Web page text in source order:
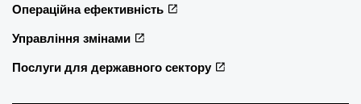
Операційна ефективність
Управління змінами
Послуги для державного сектору